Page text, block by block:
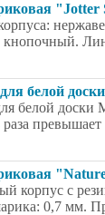
"Jotter
белой
белой доски
корпус с
0,7 мм.